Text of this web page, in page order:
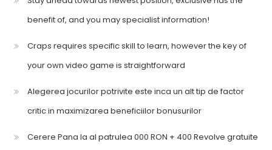
benefit of, and you may specialist information!
Craps requires specific skill to learn, however the key of
your own video game is straightforward
Alegerea jocurilor potrivite este inca un alt tip de factor
critic in maximizarea beneficiilor bonusurilor
Cerere Pana la al patrulea 000 RON + 400 Revolve gratuite